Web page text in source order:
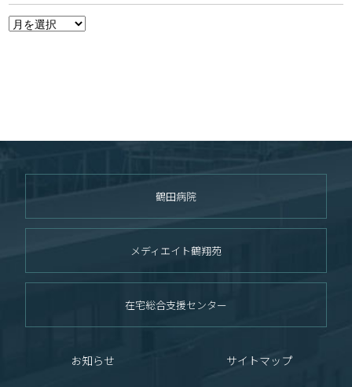
鶴田病院
メディエイト鶴翔苑
在宅総合支援センター
お知らせ サイトマップ